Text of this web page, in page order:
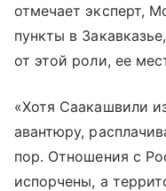
отмечает эксперт,
пункты в
от этой роли, ее
«Хотя Саакашвили
авантюру,
пор. Отношения с
испорчены, а